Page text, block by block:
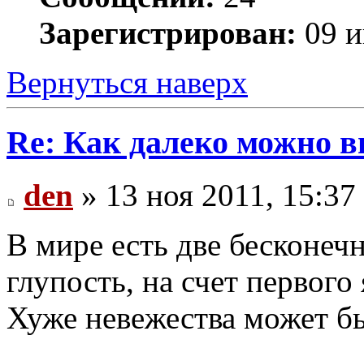
Зарегистрирован: 09
Вернуться наверх
Re: Как далеко можно
den » 13 ноя 2011, 15:37
В мире есть две
глупость, на счет
Хуже невежества может